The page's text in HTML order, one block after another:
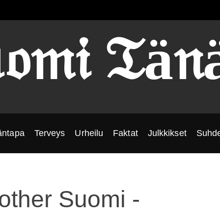
Terveys Urheilu Faktat Julkkikset
Suomi -